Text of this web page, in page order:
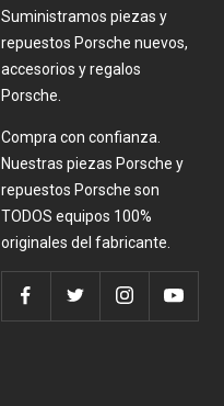
Suministramos piezas y
repuestos Porsche nuevos,
accesorios y regalos
Porsche.
Compra con confianza.
Nuestras piezas Porsche y
repuestos Porsche son
TODOS equipos 100%
originales del fabricante.